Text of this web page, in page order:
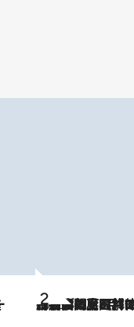
2026.8.8
「最後に見られてよかった」上野動物園の東園パンダ舎が解体前に特別公開。8月16日まで延長されたパネル展と共に辿る“半世紀”のパンダ飼育《解体工事の図面あり》